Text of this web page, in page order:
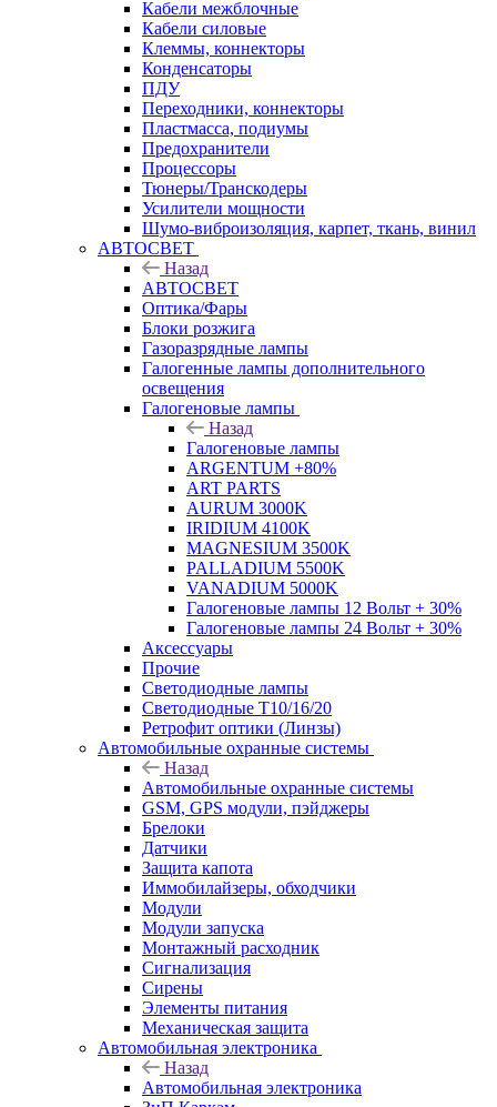
Кабели межблочные
Кабели силовые
Клеммы, коннекторы
Конденсаторы
ПДУ
Переходники, коннекторы
Пластмасса, подиумы
Предохранители
Процессоры
Тюнеры/Транскодеры
Усилители мощности
Шумо-виброизоляция, карпет, ткань, винил
АВТОСВЕТ
Назад
АВТОСВЕТ
Оптика/Фары
Блоки розжига
Газоразрядные лампы
Галогенные лампы дополнительного
освещения
Галогеновые лампы
Назад
Галогеновые лампы
ARGENTUM +80%
ART PARTS
AURUM 3000K
IRIDIUM 4100K
MAGNESIUM 3500K
PALLADIUM 5500K
VANADIUM 5000K
Галогеновые лампы 12 Вольт + 30%
Галогеновые лампы 24 Вольт + 30%
Аксессуары
Прочие
Светодиодные лампы
Светодиодные Т10/16/20
Ретрофит оптики (Линзы)
Автомобильные охранные системы
Назад
Автомобильные охранные системы
GSM, GPS модули, пэйджеры
Брелоки
Датчики
Защита капота
Иммобилайзеры, обходчики
Модули
Модули запуска
Монтажный расходник
Сигнализация
Сирены
Элементы питания
Механическая защита
Автомобильная электроника
Назад
Автомобильная электроника